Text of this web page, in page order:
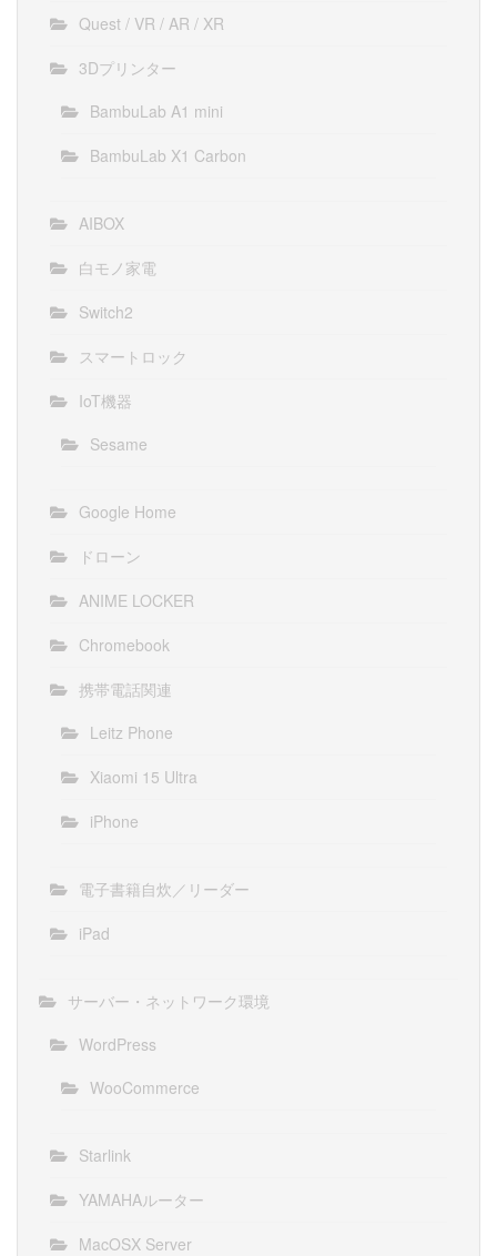
Quest / VR / AR / XR
3Dプリンター
BambuLab A1 mini
BambuLab X1 Carbon
AIBOX
白モノ家電
Switch2
スマートロック
IoT機器
Sesame
Google Home
ドローン
ANIME LOCKER
Chromebook
携帯電話関連
Leitz Phone
Xiaomi 15 Ultra
iPhone
電子書籍自炊／リーダー
iPad
サーバー・ネットワーク環境
WordPress
WooCommerce
Starlink
YAMAHAルーター
MacOSX Server